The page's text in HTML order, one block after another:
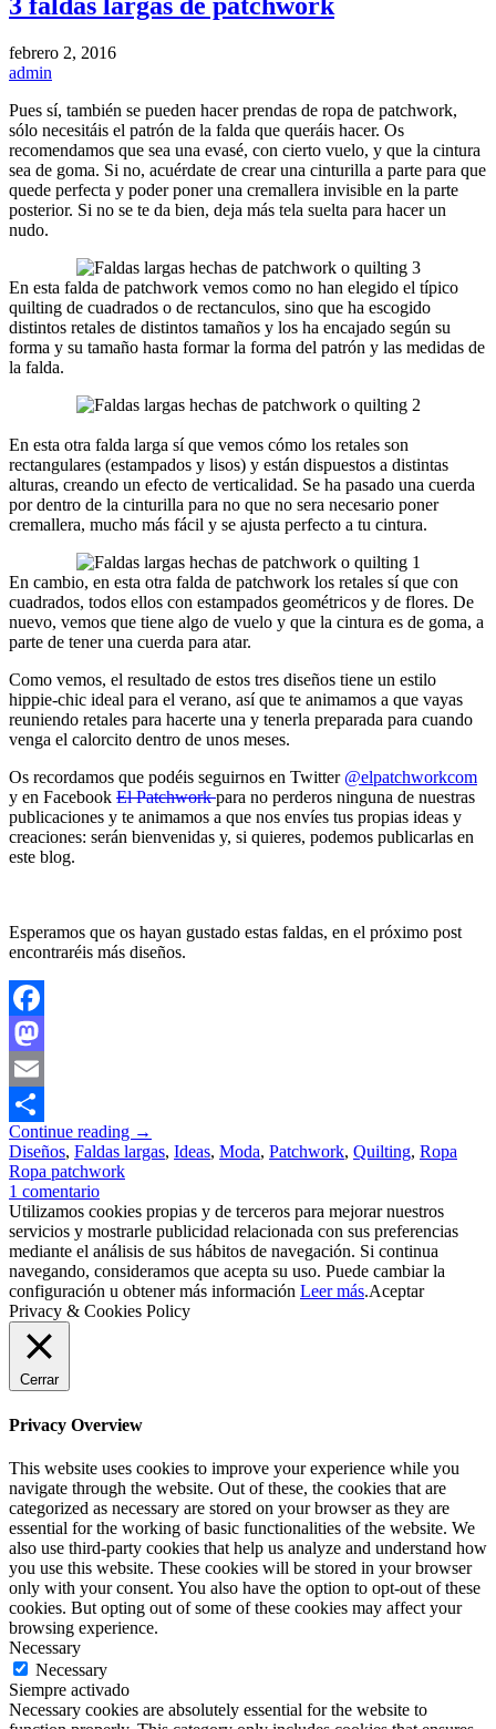
3 faldas largas de patchwork
febrero 2, 2016
admin
Pues sí, también se pueden hacer prendas de ropa de patchwork,
sólo necesitáis el patrón de la falda que queráis hacer. Os
recomendamos que sea una evasé, con cierto vuelo, y que la cintura
sea de goma. Si no, acuérdate de crear una cinturilla a parte para que
quede perfecta y poder poner una cremallera invisible en la parte
posterior. Si no se te da bien, deja más tela suelta para hacer un
nudo.
En esta falda de patchwork vemos como no han elegido el típico
quilting de cuadrados o de rectanculos, sino que ha escogido
distintos retales de distintos tamaños y los ha encajado según su
forma y su tamaño hasta formar la forma del patrón y las medidas de
la falda.
En esta otra falda larga sí que vemos cómo los retales son
rectangulares (estampados y lisos) y están dispuestos a distintas
alturas, creando un efecto de verticalidad. Se ha pasado una cuerda
por dentro de la cinturilla para no que no sera necesario poner
cremallera, mucho más fácil y se ajusta perfecto a tu cintura.
En cambio, en esta otra falda de patchwork los retales sí que con
cuadrados, todos ellos con estampados geométricos y de flores. De
nuevo, vemos que tiene algo de vuelo y que la cintura es de goma, a
parte de tener una cuerda para atar.
Como vemos, el resultado de estos tres diseños tiene un estilo
hippie-chic ideal para el verano, así que te animamos a que vayas
reuniendo retales para hacerte una y tenerla preparada para cuando
venga el calorcito dentro de unos meses.
Os recordamos que podéis seguirnos en Twitter @elpatchworkcom
y en Facebook El Patchworkpara no perderos ninguna de nuestras
publicaciones y te animamos a que nos envíes tus propias ideas y
creaciones: serán bienvenidas y, si quieres, podemos publicarlas en
este blog.
Esperamos que os hayan gustado estas faldas, en el próximo post
encontraréis más diseños.
Facebook
Mastodon
Email
Compartir
Continue reading →
Diseños, Faldas largas, Ideas, Moda, Patchwork, Quilting, Ropa
Ropa patchwork
1 comentario
Utilizamos cookies propias y de terceros para mejorar nuestros
servicios y mostrarle publicidad relacionada con sus preferencias
mediante el análisis de sus hábitos de navegación. Si continua
navegando, consideramos que acepta su uso. Puede cambiar la
configuración u obtener más información Leer más.Aceptar
Privacy & Cookies Policy
Cerrar
Privacy Overview
This website uses cookies to improve your experience while you
navigate through the website. Out of these, the cookies that are
categorized as necessary are stored on your browser as they are
essential for the working of basic functionalities of the website. We
also use third-party cookies that help us analyze and understand how
you use this website. These cookies will be stored in your browser
only with your consent. You also have the option to opt-out of these
cookies. But opting out of some of these cookies may affect your
browsing experience.
Necessary
Necessary
Siempre activado
Necessary cookies are absolutely essential for the website to